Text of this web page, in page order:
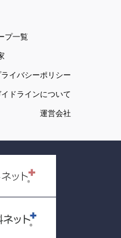
プ一覧
イバシーポリシー
ドラインについて
運営会社